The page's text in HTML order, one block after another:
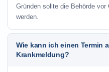
Gründen sollte die Behörde
werden.
Wie kann ich einen Termin
Krankmeldung?